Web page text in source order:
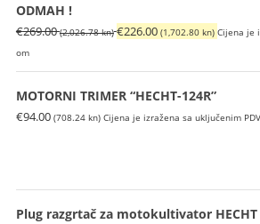
ODMAH !
€269.00 (2,026.78 kn)Izvorna
bila
je:
€269.00
€226.00 (1,702.80 kn)
je:
€226.00
(1,702.80
Cijena je
om
MOTORNI TRIMER “HECHT-124R”
€94.00 (708.24 kn) Cijena je izražena sa uključenim
Plug razgrtač za motokultivator HECHT